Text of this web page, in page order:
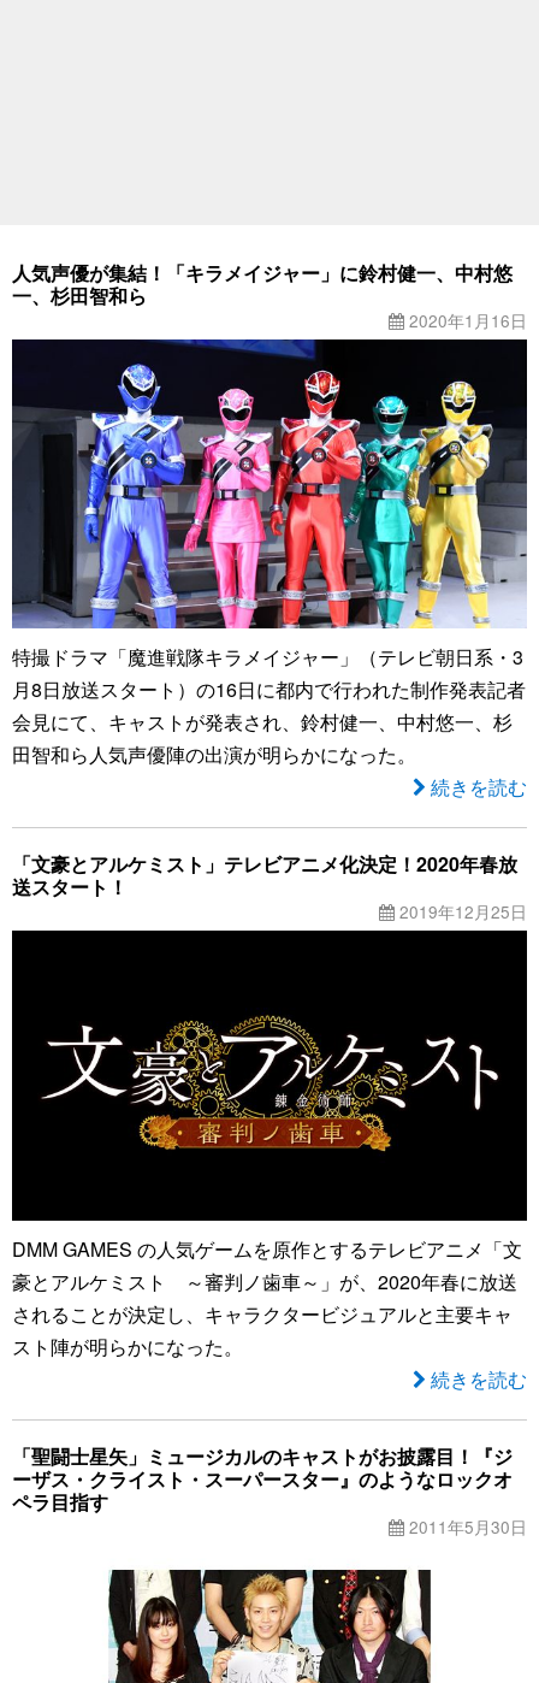
人気声優が集結！「キラメイジャー」に鈴村健一、中村悠
一、杉田智和ら
2020年1月16日
特撮ドラマ「魔進戦隊キラメイジャー」（テレビ朝日系・3
月8日放送スタート）の16日に都内で行われた制作発表記者
会見にて、キャストが発表され、鈴村健一、中村悠一、杉
田智和ら人気声優陣の出演が明らかになった。
続きを読む
「文豪とアルケミスト」テレビアニメ化決定！2020年春放
送スタート！
2019年12月25日
DMM GAMES の人気ゲームを原作とするテレビアニメ「文
豪とアルケミスト ～審判ノ歯車～」が、2020年春に放送
されることが決定し、キャラクタービジュアルと主要キャ
スト陣が明らかになった。
続きを読む
「聖闘士星矢」ミュージカルのキャストがお披露目！『ジ
ーザス・クライスト・スーパースター』のようなロックオ
ペラ目指す
2011年5月30日